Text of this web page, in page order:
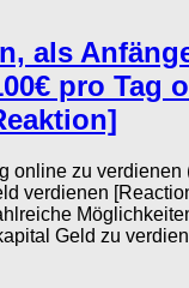
als
pro Tag
online zu verdienen
verdienen
Geld zu